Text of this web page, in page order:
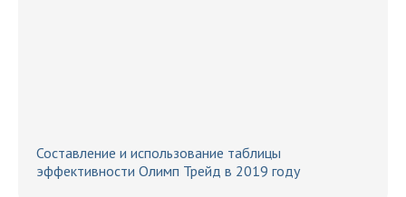
Составление и использование таблицы
эффективности Олимп Трейд в 2019 году